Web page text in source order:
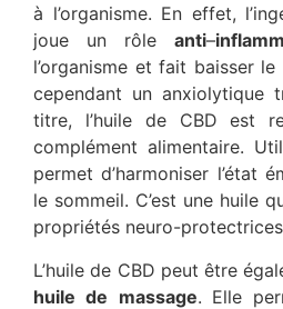
à l’organisme. En effet,
joue un rôle anti–
l’organisme et fait baisser
cependant un anxiolytique
titre, l’huile de CBD est
complément alimentaire.
permet d’harmoniser l’état
le sommeil. C’est une huile
propriétés neuro-
L’huile de CBD peut être
huile de massage. Elle